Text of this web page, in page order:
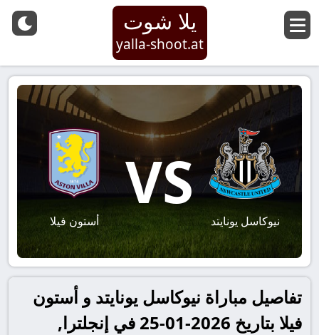
يلا شوت
yalla-shoot.at
نيوكاسل يونايتد
VS
أستون فيلا
تفاصيل مباراة نيوكاسل يونايتد و أستون
فيلا بتاريخ 2026-01-25 في إنجلترا,